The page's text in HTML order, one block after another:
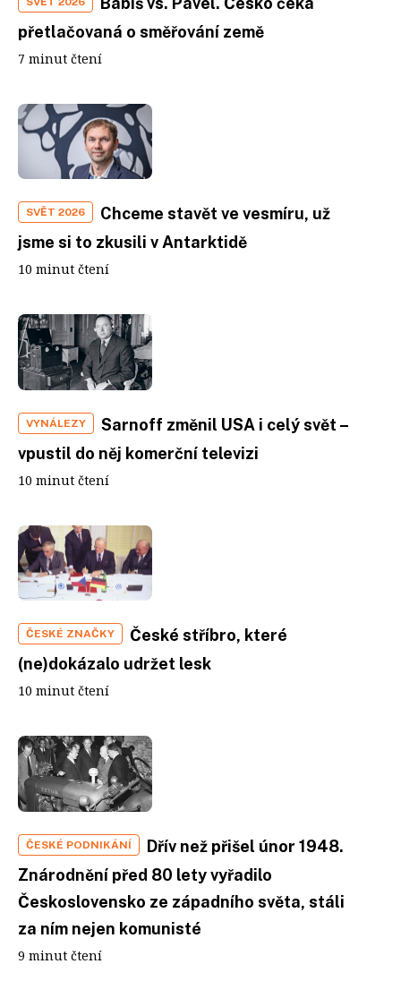
přetlačovaná o směřování země
7 minut čtení
SVĚT 2026
Chceme stavět ve vesmíru, už
jsme si to zkusili v Antarktidě
10 minut čtení
VYNÁLEZY
Sarnoff změnil USA i celý svět –
vpustil do něj komerční televizi
10 minut čtení
ČESKÉ ZNAČKY
České stříbro, které
(ne)dokázalo udržet lesk
10 minut čtení
ČESKÉ PODNIKÁNÍ
Dřív než přišel únor 1948.
Znárodnění před 80 lety vyřadilo
Československo ze západního světa, stáli
za ním nejen komunisté
9 minut čtení